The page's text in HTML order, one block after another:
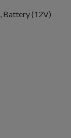
, Battery (12V)